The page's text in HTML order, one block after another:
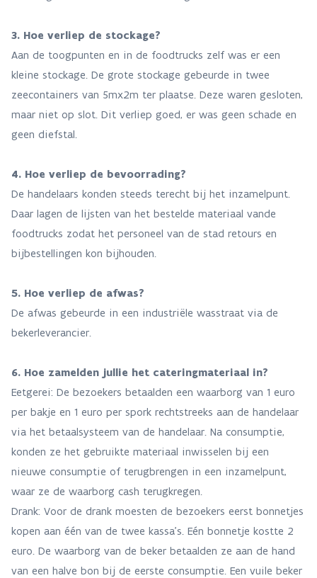
3. Hoe verliep de stockage?
Aan de toogpunten en in de foodtrucks zelf was er een
kleine stockage. De grote stockage gebeurde in twee
zeecontainers van 5mx2m ter plaatse. Deze waren gesloten,
maar niet op slot. Dit verliep goed, er was geen schade en
geen diefstal.
4. Hoe verliep de bevoorrading?
De handelaars konden steeds terecht bij het inzamelpunt.
Daar lagen de lijsten van het bestelde materiaal vande
foodtrucks zodat het personeel van de stad retours en
bijbestellingen kon bijhouden.
5. Hoe verliep de afwas?
De afwas gebeurde in een industriële wasstraat via de
bekerleverancier.
6. Hoe zamelden jullie het cateringmateriaal in?
Eetgerei: De bezoekers betaalden een waarborg van 1 euro
per bakje en 1 euro per spork rechtstreeks aan de handelaar
via het betaalsysteem van de handelaar. Na consumptie,
konden ze het gebruikte materiaal inwisselen bij een
nieuwe consumptie of terugbrengen in een inzamelpunt,
waar ze de waarborg cash terugkregen.
Drank: Voor de drank moesten de bezoekers eerst bonnetjes
kopen aan één van de twee kassa’s. Eén bonnetje kostte 2
euro. De waarborg van de beker betaalden ze aan de hand
van een halve bon bij de eerste consumptie. Een vuile beker